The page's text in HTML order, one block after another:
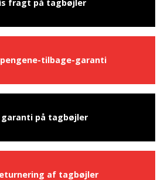
fragt på tagbøjler
pengene-tilbage-garanti
garanti på tagbøjler
af tagbøjler